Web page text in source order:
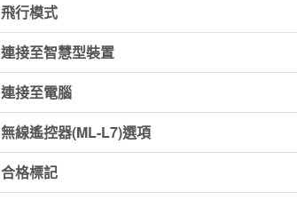
飛行模式
連接至智慧型裝置
連接至電腦
無線遙控器(ML-L7)選項
合格標記